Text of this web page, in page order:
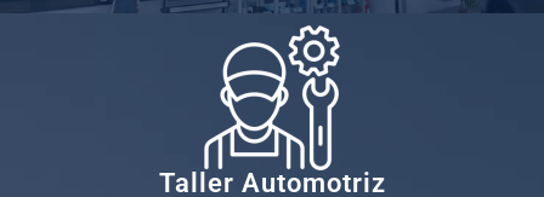
Taller Automotriz